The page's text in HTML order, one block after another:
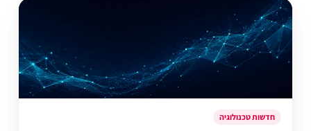
חדשות טכנולוגיה